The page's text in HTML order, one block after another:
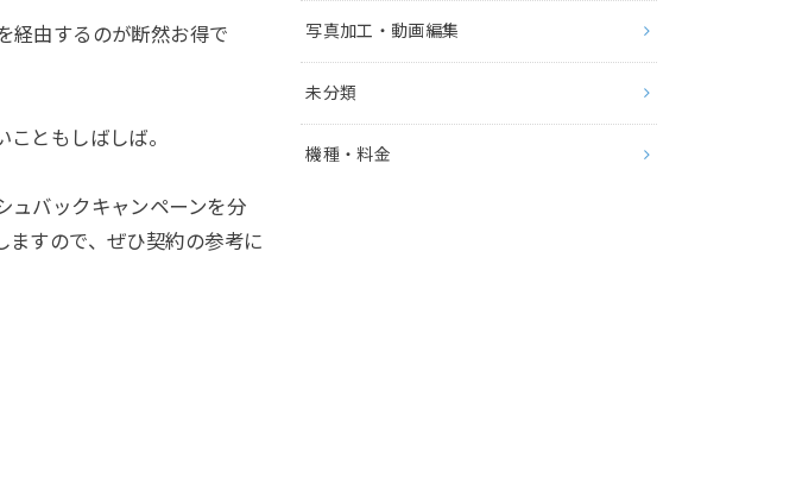
経由するのが断然お得で
ともしばしば。
ュバックキャンペーンを分
ますので、ぜひ契約の参考に
写真加工・動画編集
未分類
機種・料金